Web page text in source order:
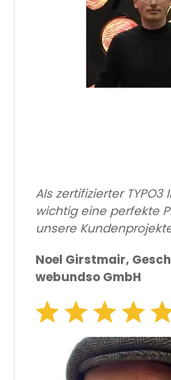
Als zertifizierter
wichtig eine perfekte
unsere
Noel Girstmair,
webundso GmbH